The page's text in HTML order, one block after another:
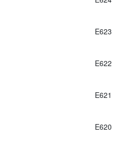
E623
E622
E621
E620